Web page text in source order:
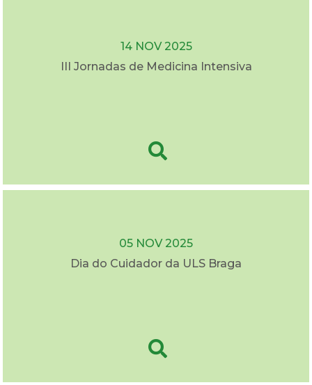
14 NOV 2025
III Jornadas de Medicina Intensiva
05 NOV 2025
Dia do Cuidador da ULS Braga